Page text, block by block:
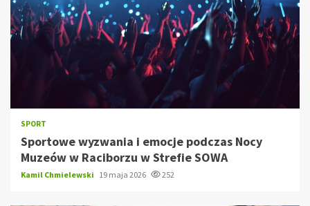
SPORT
Sportowe wyzwania i emocje podczas Nocy
Muzeów w Raciborzu w Strefie SOWA
Kamil Chmielewski 19 maja 2026 252